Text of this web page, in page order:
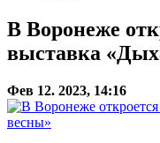
В Воронеже
выставка
Фев 12. 2023, 14:16